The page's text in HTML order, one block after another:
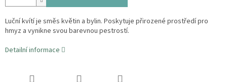
Luční kvítí je směs květin a bylin. Poskytuje přirozené prostředí pro
hmyz a vynikne svou barevnou pestrostí.
Detailní informace